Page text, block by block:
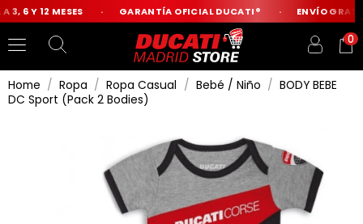
6 Y 12 MESES GARANTÍA OFICIAL DUCATI® ENVÍO
0
Home Ropa Ropa Casual Bebé / Niño
BODY BEBE
DC Sport (Pack 2 Bodies)